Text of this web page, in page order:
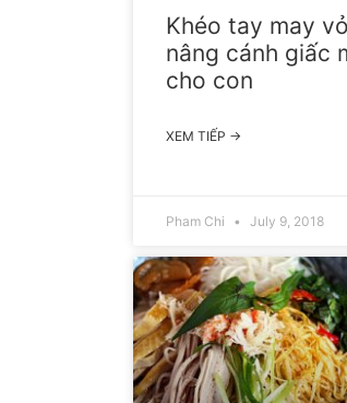
Khéo tay may
nâng cánh giấc
cho con
XEM TIẾP →
Pham Chi July 9, 2018